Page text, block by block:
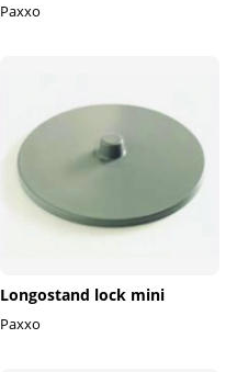
Paxxo
Longostand lock mini
Paxxo